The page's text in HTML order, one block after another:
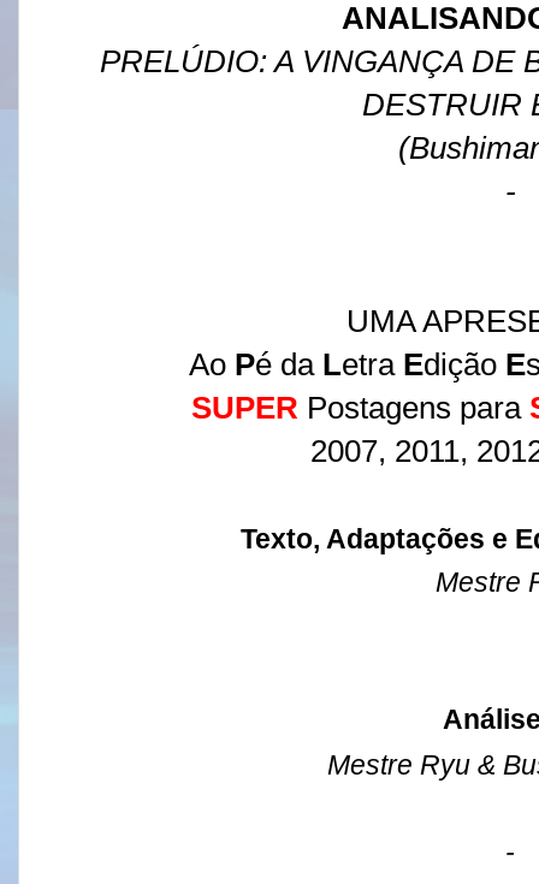
PRELÚDIO: A VINGANÇA DE
DESTRUIR
-
UMA
Ao Pé da Letra Edição E
SUPER Postagens para
2007, 2011,
Texto, Adaptações e
Mestre
Mestre Ryu &
-